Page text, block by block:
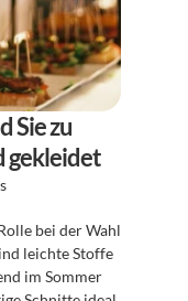
Sie zu
gekleidet
bei der Wahl
leichte Stoffe
im Sommer